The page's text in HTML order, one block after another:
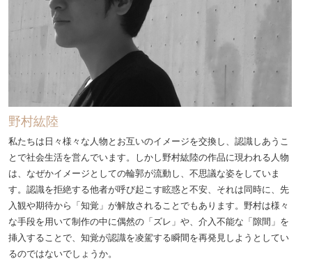
野村紘陸
私たちは日々様々な人物とお互いのイメージを交換し、認識しあうこ
とで社会生活を営んでいます。しかし野村紘陸の作品に現われる人物
は、なぜかイメージとしての輪郭が流動し、不思議な姿をしていま
す。認識を拒絶する他者が呼び起こす眩惑と不安、それは同時に、先
入観や期待から「知覚」が解放されることでもあります。野村は様々
な手段を用いて制作の中に偶然の「ズレ」や、介入不能な「隙間」を
挿入することで、知覚が認識を凌駕する瞬間を再発見しようとしてい
るのではないでしょうか。